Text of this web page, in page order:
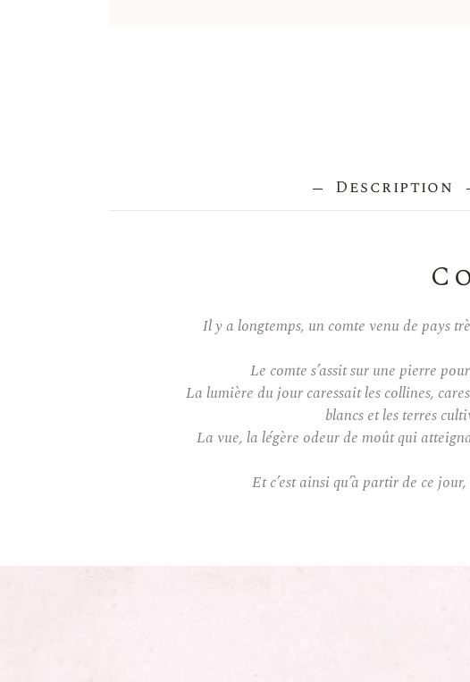
Description
Il y a longtemps, un comte venu de pays
Le comte s’assit sur une pierre
La lumière du jour caressait les collines,
blancs et les terres
La vue, la légère odeur de moût qui
Et c’est ainsi qu’à partir de ce